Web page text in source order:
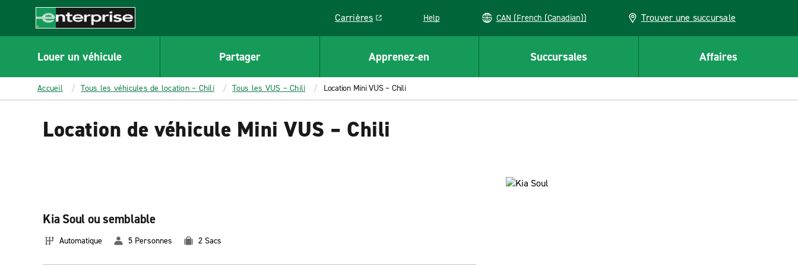
CONTENT
Enterprise
Carrières
Link opens in a new window
Help CAN (French (Canadian)) Trouver une succursale
Louer un véhicule Partager Apprenez-en Succursales Affaires
Accueil Tous les véhicules de location – Chili Tous les VUS – Chili Location Mini VUS – Chili
Location de véhicule Mini VUS – Chili
Kia Soul ou semblable
Automatique 5 Personnes 2 Sacs